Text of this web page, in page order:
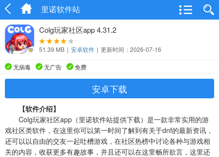
里诺软件站
Colg玩家社区app 4.31.2
51.39 MB | 安卓软件 | 更新时间：2026-07-16
无病毒 无广告 免费
安卓下载
【软件介绍】
Colg玩家社区app（里诺软件站提供下载）是一款非常实用的游
戏社区类软件，在这里你可以第一时间了解到有关于dnf的最新资讯，
还可以以自由的交友一起吐槽游戏，在社区热榜中讨论各种与游戏相
关的内容，收获更多有趣故事，并且还可以在这里畅所欲言，这里还